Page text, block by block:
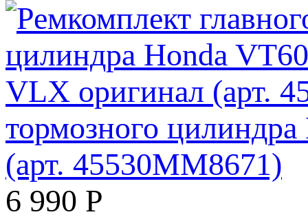
тормозного
(арт. 45530MM8671)
6 990 Р